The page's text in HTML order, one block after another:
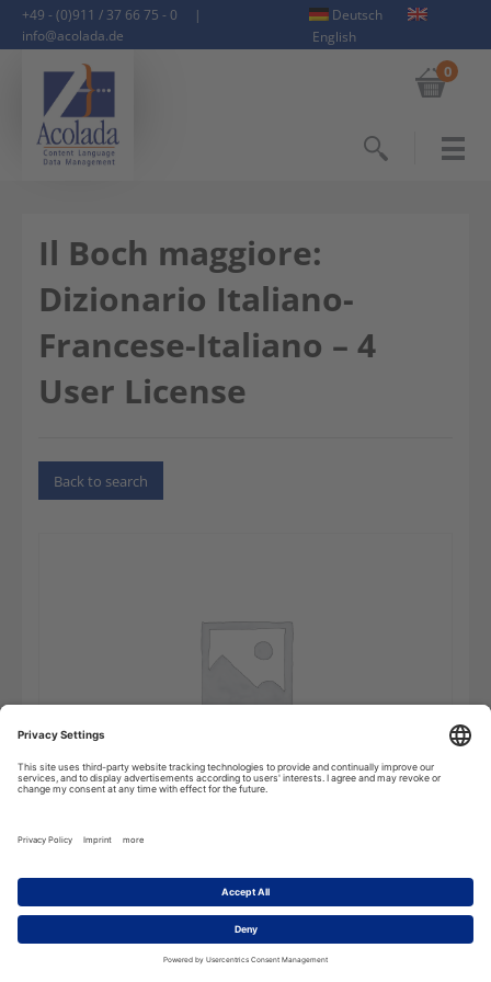
+49 - (0)911 / 37 66 75 - 0
|
info@acolada.de
Deutsch
English
0
Il Boch maggiore:
Dizionario Italiano-
Francese-Italiano – 4
User License
Back to search
Il
maggiore:
Dizionario
Francese-